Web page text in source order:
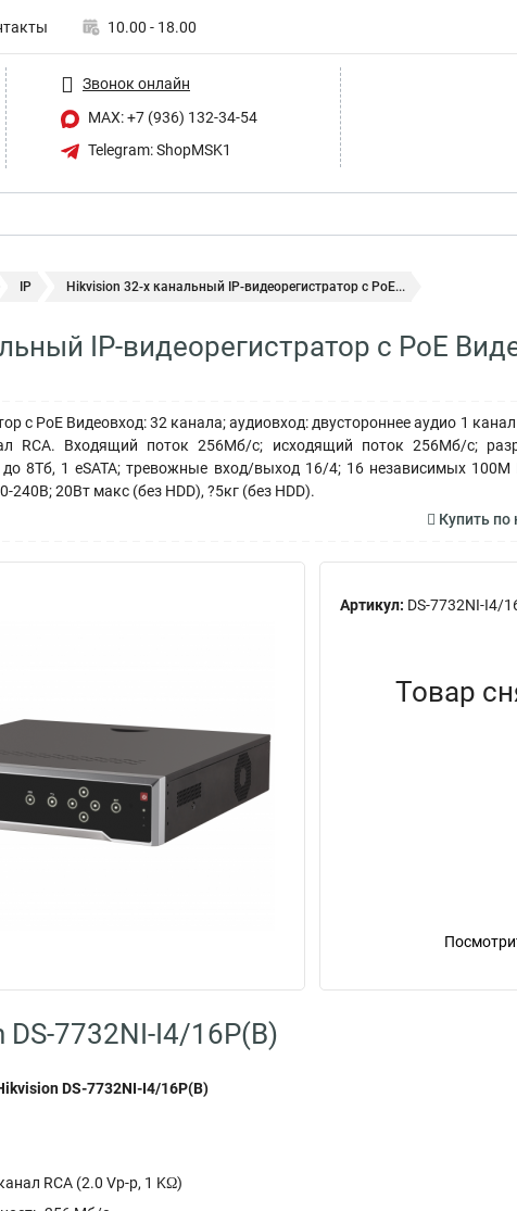
10.00 - 18.00
Звонок онлайн
MAX: +7 (936) 132-34-54
Telegram: ShopMSK1
IP Hikvision 32-х канальный IP-видеорегистратор c PoE...
IP-видеорегистратор c PoE
c PoE Видеовход: 32 канала; аудиовход: двустороннее аудио 1
RCA. Входящий поток 256Мб/с; исходящий поток 256Мб/с;
до 8Тб, 1 eSATA; тревожные вход/выход 16/4; 16 независимых
240В; 20Вт макс (без HDD), ?5кг (без HDD).
Купить
Артикул: DS-7732NI-I4/
Товар
7732NI-I4/16P(B)
DS-7732NI-I4/16P(B)
RCA (2.0 Vp-p, 1 KΩ)